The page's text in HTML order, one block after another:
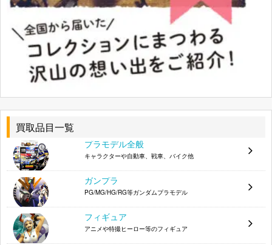
メガハウス 流浪の戦士レイナ 4535123710803
グッドスマイルカンパニー 島村卯月 ニュージェ
ネレーションVer. 1/8 塗装済み完成品
4571368442093
メガハウス ヤマトガールズコレクション 原田真
メガハウス 武者巫女 トモエ 4535123711039
アルター ゲルトルート・バルクホルン 1/8
マックスファクトリー 涼宮ハルヒ 1/8 PVC塗装済
み完成品
メガハウス 叛乱の騎士 アンネロッテ 4535123711886
コトブキヤ いたずら怪盗 シャオメイ 1/6 塗装済
み完成品
4934054782390
買取品目一覧
プラモデル全般
キャラクターや自動車、戦車、バイク他
ガンプラ
PG/MG/HG/RG等ガンダムプラモデル
フィギュア
アニメや特撮ヒーロー等のフィギュア